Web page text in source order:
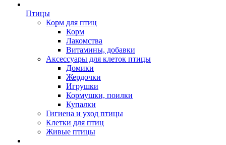
Птицы
Корм для птиц
Корм
Лакомства
Витамины, добавки
Аксессуары для клеток птицы
Домики
Жердочки
Игрушки
Кормушки, поилки
Купалки
Гигиена и уход птицы
Клетки для птиц
Живые птицы